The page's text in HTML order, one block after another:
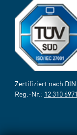
Zertifiziert nach DIN
Reg.-Nr.: 12 310